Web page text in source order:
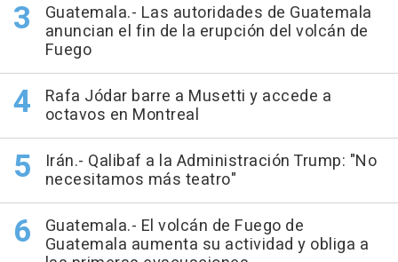
Guatemala.- Las autoridades de Guatemala
anuncian el fin de la erupción del volcán de
Fuego
Rafa Jódar barre a Musetti y accede a
octavos en Montreal
Irán.- Qalibaf a la Administración Trump: "No
necesitamos más teatro"
Guatemala.- El volcán de Fuego de
Guatemala aumenta su actividad y obliga a